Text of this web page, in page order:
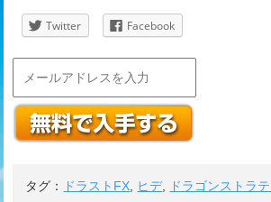
Twitter Facebook
タグ： ドラストFX ヒデ, ドラゴンストラ